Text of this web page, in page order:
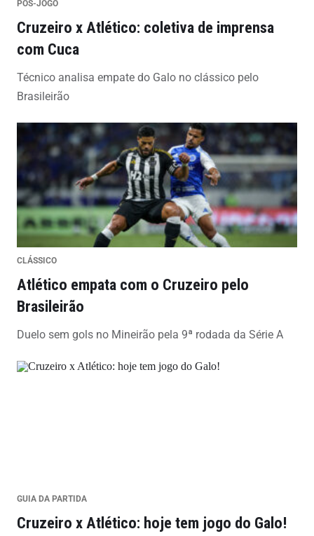
PÓS-JOGO
Cruzeiro x Atlético: coletiva de imprensa
com Cuca
Técnico analisa empate do Galo no clássico pelo
Brasileirão
CLÁSSICO
Atlético empata com o Cruzeiro pelo
Brasileirão
Duelo sem gols no Mineirão pela 9ª rodada da Série A
GUIA DA PARTIDA
Cruzeiro x Atlético: hoje tem jogo do Galo!